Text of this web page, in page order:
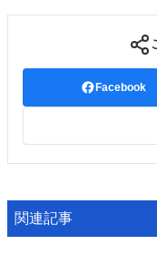
Facebook
関連記事